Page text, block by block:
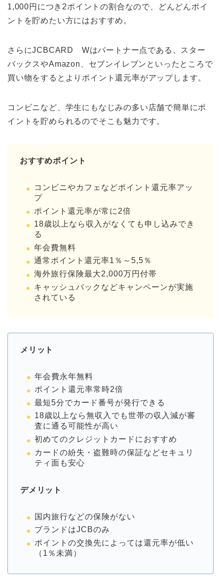
1,000円につき2ポイントの割合なので、どんどんポイ
ントを貯めたい方にはおすすめ。
さらにJCBCARD Wはパートナー点である、スター
バックスやAmazon、セブンイレブンといったところで
買い物をするとよりポイント還元率がアップします。
コンビニなど、学生にもなじみの多い店舗で簡単にポ
イントを貯められるのでそこも魅力です。
おすすめポイント
コンビニやカフェなどポイント還元率アッ
プ
ポイント還元率が常に2倍
18歳以上なら収入がなくても申し込みでき
る
年会費無料
通常ポイント還元率1％～5,5％
海外旅行保険最大2,000万円付帯
キャッシュバックなどキャンペーンが実施
されている
メリット
年会費永年無料
ポイント還元率常時2倍
最短5分でカード番号が発行できる
18歳以上なら無収入でも世帯の収入減が審
査に通る可能性が高い
初めてのクレジットカードにおすすめ
カードの紛失・盗難時の保証などセキュリ
ティ面も安心
デメリット
国内旅行などの保険がない
ブランドはJCBのみ
ポイントの交換先によっては還元率が低い
（1％未満）